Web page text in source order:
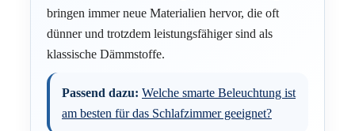
bringen immer neue Materialien hervor, die oft
dünner und trotzdem leistungsfähiger sind als
klassische Dämmstoffe.
Passend dazu: Welche smarte Beleuchtung ist
am besten für das Schlafzimmer geeignet?